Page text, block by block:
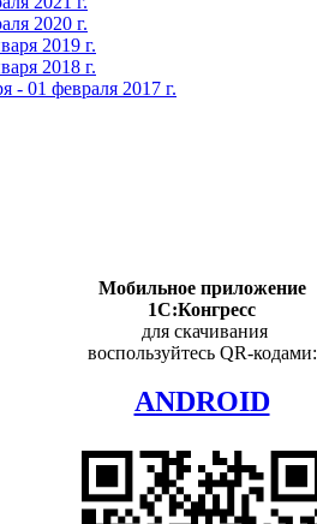
2020 г.
2019 г.
2018 г.
- 01 февраля 2017 г.
Мобильное приложение
1С:Конгресс
для скачивания
воспользуйтесь QR-кодами:
ANDROID